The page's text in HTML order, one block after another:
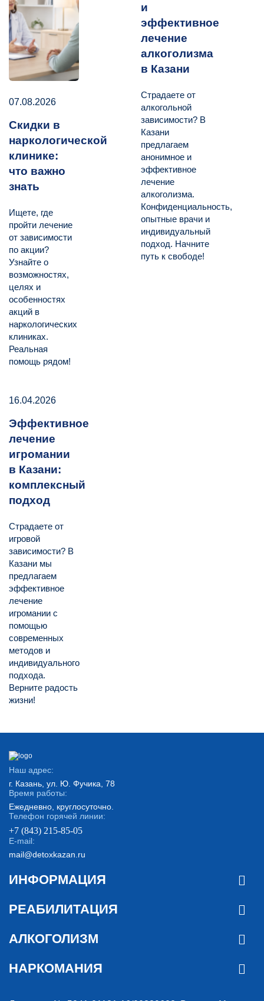
07.08.2026
Скидки в
наркологической
клинике:
что важно
знать
Ищете, где
пройти лечение
от зависимости
по акции?
Узнайте о
возможностях,
целях и
особенностях
акций в
наркологических
клиниках.
Реальная
помощь рядом!
и
эффективное
лечение
алкоголизма
в Казани
Страдаете от
алкогольной
зависимости? В
Казани
предлагаем
анонимное и
эффективное
лечение
алкоголизма.
Конфиденциальность,
опытные врачи и
индивидуальный
подход. Начните
путь к свободе!
16.04.2026
Эффективное
лечение
игромании
в Казани:
комплексный
подход
Страдаете от
игровой
зависимости? В
Казани мы
предлагаем
эффективное
лечение
игромании с
помощью
современных
методов и
индивидуального
подхода.
Верните радость
жизни!
Наш адрес:
г. Казань, ул. Ю. Фучика, 78
Время работы:
Ежедневно, круглосуточно.
Телефон горячей линии:
+7 (843) 215-85-05
E-mail:
mail@detoxkazan.ru
ИНФОРМАЦИЯ
РЕАБИЛИТАЦИЯ
АЛКОГОЛИЗМ
НАРКОМАНИЯ